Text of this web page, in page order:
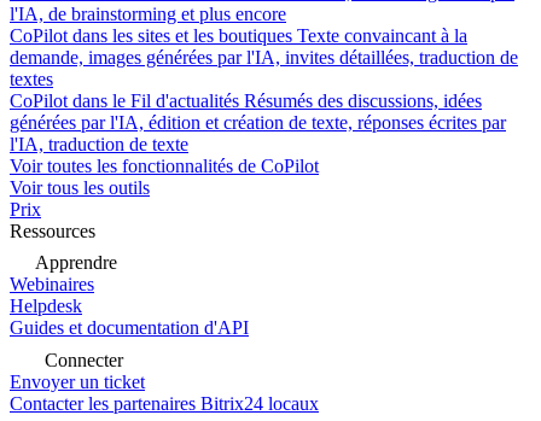
l'IA, de brainstorming et plus encore
CoPilot dans les sites et les boutiques Texte convaincant à la
demande, images générées par l'IA, invites détaillées, traduction de
textes
CoPilot dans le Fil d'actualités Résumés des discussions, idées
générées par l'IA, édition et création de texte, réponses écrites par
l'IA, traduction de texte
Voir toutes les fonctionnalités de CoPilot
Voir tous les outils
Prix
Ressources
Apprendre
Webinaires
Helpdesk
Guides et documentation d'API
Connecter
Envoyer un ticket
Contacter les partenaires Bitrix24 locaux